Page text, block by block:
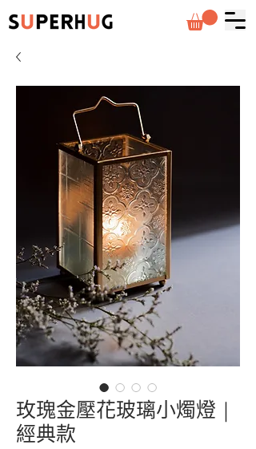
玫瑰金壓花玻璃小燭燈｜
經典款